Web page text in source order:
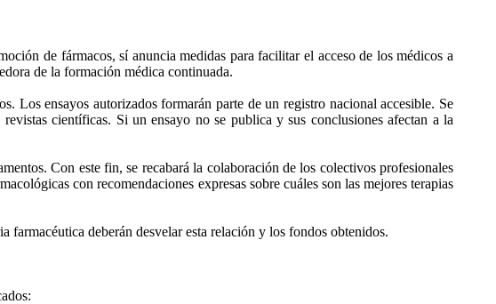
de fármacos, sí anuncia medidas para facilitar el acceso de los médicos a
de la formación médica continuada.
Los ensayos autorizados formarán parte de un registro nacional accesible. Se
científicas. Si un ensayo no se publica y sus conclusiones afectan a la
Con este fin, se recabará la colaboración de los colectivos profesionales
con recomendaciones expresas sobre cuáles son las mejores terapias
deberán desvelar esta relación y los fondos obtenidos.